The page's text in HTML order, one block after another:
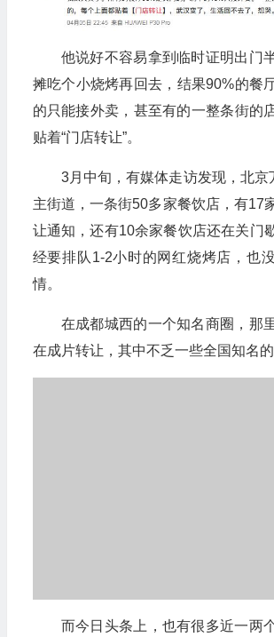
他说好不容易拿到临时证明出门
摊吃个小烧烤再回去，结果90%的餐
的只能接外卖，甚至有的一整条街的
贴着“门店转让”。
3月中旬，有媒体走访发现，北京
主街道，一条街50多家餐饮店，有17
让通知，还有10余家餐饮店还在关门
经要排队1-2小时的网红烧烤店，也
情。
在成都城西的一个知名商圈，那
在成片转让，其中不乏一些全国知名的
而今日头条上，也有很多近一两